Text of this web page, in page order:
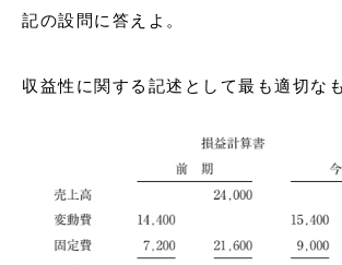
記の設問に答えよ。
収益性に関する記述として最も適切な